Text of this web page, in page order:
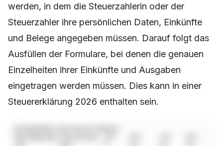
werden, in dem die Steuerzahlerin oder der
Steuerzahler ihre persönlichen Daten, Einkünfte
und Belege angegeben müssen. Darauf folgt das
Ausfüllen der Formulare, bei denen die genauen
Einzelheiten ihrer Einkünfte und Ausgaben
eingetragen werden müssen. Dies kann in einer
Steuererklärung 2026 enthalten sein.